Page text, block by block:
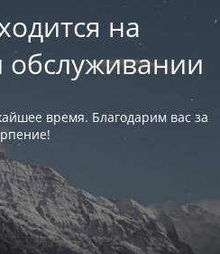
на
обслуживании
время. Благодарим вас за